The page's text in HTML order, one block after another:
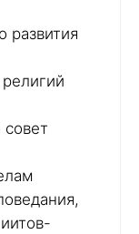
развития